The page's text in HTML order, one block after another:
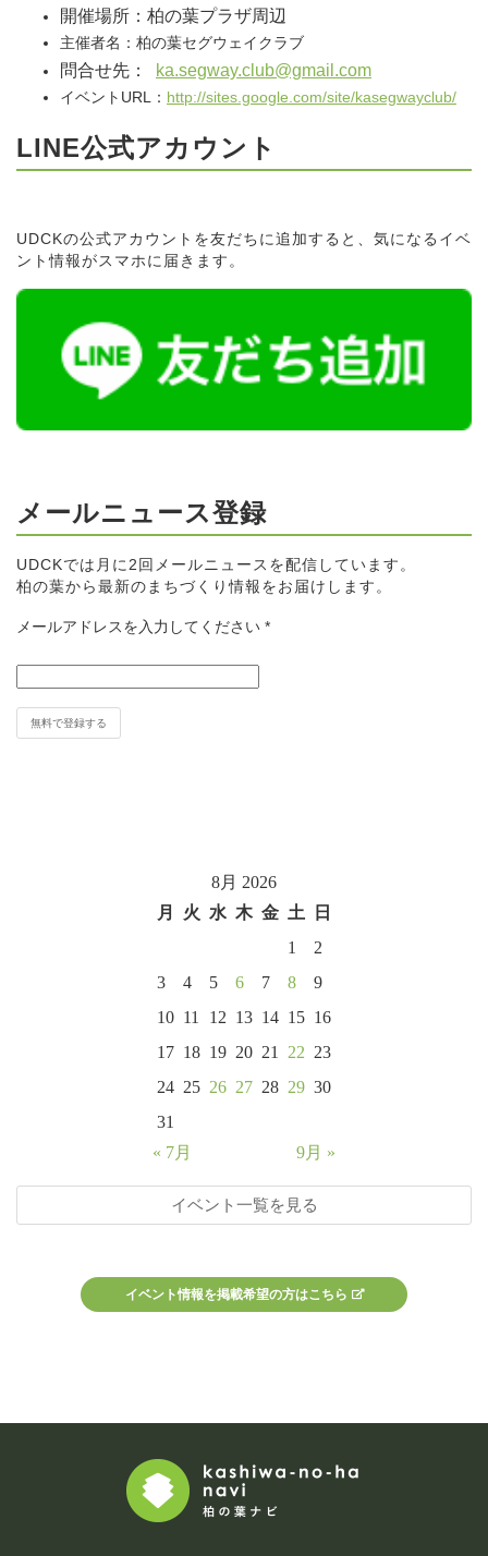
開催場所：柏の葉プラザ周辺
主催者名：柏の葉セグウェイクラブ
問合せ先： ka.segway.club@gmail.com
イベントURL： http://sites.google.com/site/kasegwayclub/
LINE公式アカウント
UDCKの公式アカウントを友だちに追加すると、気になるイベ
ント情報がスマホに届きます。
メールニュース登録
UDCKでは月に2回メールニュースを配信しています。
柏の葉から最新のまちづくり情報をお届けします。
メールアドレスを入力してください *
8月 2026
月
火 水 木 金 土
日
1
2
3
4 5 6 7 8
9
10 11 12 13 14 15 16
17 18 19 20 21 22 23
24 25 26 27 28 29 30
31
« 7月
9月 »
イベント一覧を見る
イベント情報を掲載希望の方はこちら